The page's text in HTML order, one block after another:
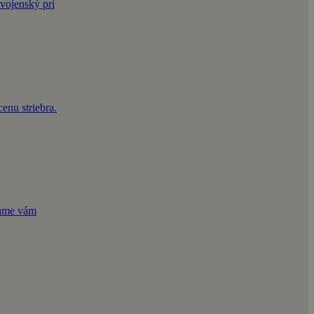
pri
striebra.
vám